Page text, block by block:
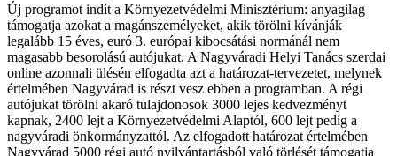
Új programot indít a Környezetvédelmi Minisztérium: anyagilag
támogatja azokat a magánszemélyeket, akik törölni kívánják
legalább 15 éves, euró 3. európai kibocsátási normánál nem
magasabb besorolású autójukat. A Nagyváradi Helyi Tanács szerdai
online azonnali ülésén elfogadta azt a határozat-tervezetet, melynek
értelmében Nagyvárad is részt vesz ebben a programban. A régi
autójukat törölni akaró tulajdonosok 3000 lejes kedvezményt
kapnak, 2400 lejt a Környezetvédelmi Alaptól, 600 lejt pedig a
nagyváradi önkormányzattól. Az elfogadott határozat értelmében
Nagyvárad 5000 régi autó nyilvántartásból való törlését támogatja